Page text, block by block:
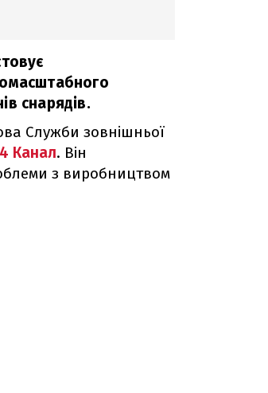
снарядів.
Служби зовнішньої
Канал. Він
з виробництвом